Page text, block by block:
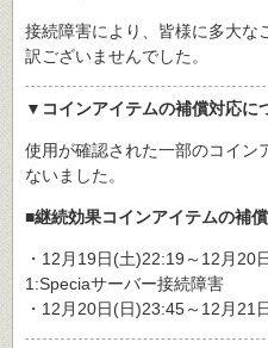
接続障害により、皆様に多大な
訳ございませんでした。
▼コインアイテムの補償対応に
使用が確認された一部のコイン
ないました。
■継続効果コインアイテムの補
・12月19日(土)22:19～12月20
1:Speciaサーバー接続障害
・12月20日(日)23:45～12月21